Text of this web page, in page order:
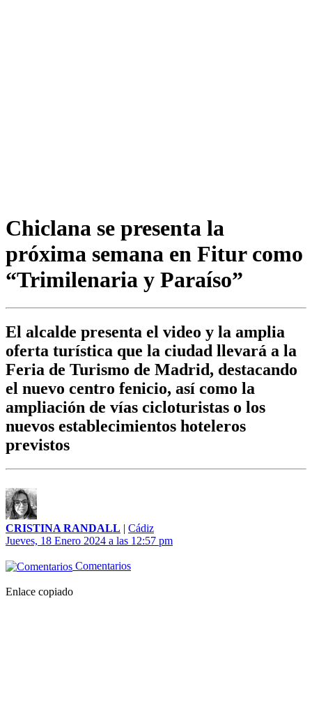
Chiclana se presenta la
próxima semana en Fitur como
“Trimilenaria y Paraíso”
El alcalde presenta el video y la amplia
oferta turística que la ciudad llevará a la
Feria de Turismo de Madrid, destacando
el nuevo centro fenicio, así como la
ampliación de vías cicloturistas o los
nuevos establecimientos hoteleros
previstos
CRISTINA RANDALL | Cádiz
Jueves, 18 Enero 2024 a las 12:57 pm
Comentarios
Enlace copiado